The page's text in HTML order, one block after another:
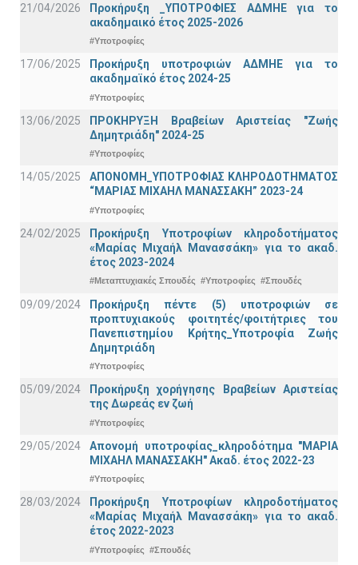
21/04/2026
Προκήρυξη _ΥΠΟΤΡΟΦΙΕΣ ΑΔΜΗΕ για το
ακαδημαικό έτος 2025-2026
#Υποτροφίες
17/06/2025
Προκήρυξη υποτροφιών ΑΔΜΗΕ για το
ακαδημαϊκό έτος 2024-25
#Υποτροφίες
13/06/2025
ΠΡΟΚΗΡΥΞΗ Βραβείων Αριστείας "Ζωής
Δημητριάδη" 2024-25
#Υποτροφίες
14/05/2025
ΑΠΟΝΟΜΗ_ΥΠΟΤΡΟΦΙΑΣ ΚΛΗΡΟΔΟΤΗΜΑΤΟΣ
“ΜΑΡΙΑΣ ΜΙΧΑΗΛ ΜΑΝΑΣΣΑΚΗ” 2023-24
#Υποτροφίες
24/02/2025
Προκήρυξη Υποτροφίων κληροδοτήματος
«Μαρίας Μιχαήλ Μανασσάκη» για το ακαδ.
έτος 2023-2024
#Μεταπτυχιακές Σπουδές #Υποτροφίες #Σπουδές
09/09/2024
Προκήρυξη πέντε (5) υποτροφιών σε
προπτυχιακούς φοιτητές/φοιτήτριες του
Πανεπιστημίου Κρήτης_Υποτροφία Ζωής
Δημητριάδη
#Υποτροφίες
05/09/2024
Προκήρυξη χορήγησης Βραβείων Αριστείας
της Δωρεάς εν ζωή
#Υποτροφίες
29/05/2024
Απονομή υποτροφίας_κληροδότημα "ΜΑΡΙΑ
ΜΙΧΑΗΛ ΜΑΝΑΣΣΑΚΗ" Ακαδ. έτος 2022-23
#Υποτροφίες
28/03/2024
Προκήρυξη Υποτροφίων κληροδοτήματος
«Μαρίας Μιχαήλ Μανασσάκη» για το ακαδ.
έτος 2022-2023
#Υποτροφίες #Σπουδές